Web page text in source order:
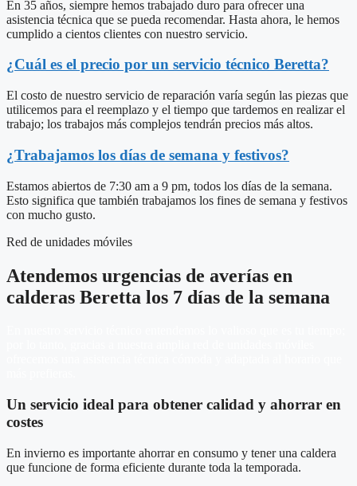
En 35 años, siempre hemos trabajado duro para ofrecer una
asistencia técnica que se pueda recomendar. Hasta ahora, le hemos
cumplido a cientos clientes con nuestro servicio.
¿Cuál es el precio por un servicio técnico Beretta?
El costo de nuestro servicio de reparación varía según las piezas que
utilicemos para el reemplazo y el tiempo que tardemos en realizar el
trabajo; los trabajos más complejos tendrán precios más altos.
¿Trabajamos los días de semana y festivos?
Estamos abiertos de 7:30 am a 9 pm, todos los días de la semana.
Esto significa que también trabajamos los fines de semana y festivos
con mucho gusto.
Red de unidades móviles
Atendemos urgencias de averías en
calderas Beretta los 7 días de la semana
Un servicio ideal para obtener calidad y ahorrar en
costes
En invierno es importante ahorrar en consumo y tener una caldera
que funcione de forma eficiente durante toda la temporada.